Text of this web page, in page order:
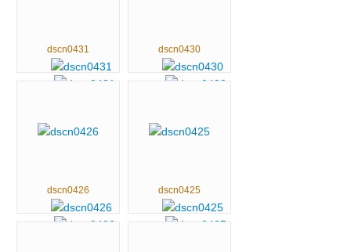
dscn0431 dscn0430
dscn0426 dscn0425